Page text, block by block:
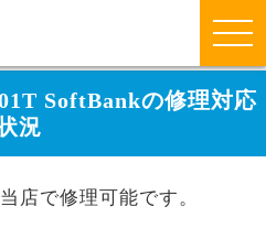
SoftBankの修理対応
況
店で修理可能です。